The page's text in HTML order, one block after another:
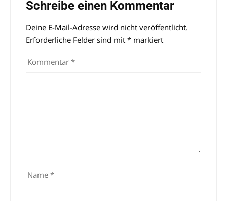
Schreibe einen Kommentar
Deine E-Mail-Adresse wird nicht veröffentlicht.
Erforderliche Felder sind mit * markiert
Kommentar *
Name *
Alternative: